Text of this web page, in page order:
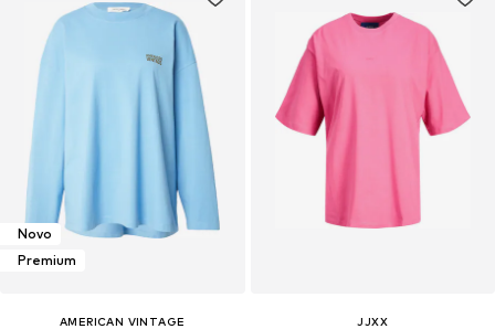
Novo
Premium
AMERICAN VINTAGE
JJXX